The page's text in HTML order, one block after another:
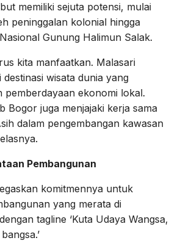
memiliki sejuta potensi, mulai
peninggalan kolonial hingga
Gunung Halimun Salak.
kita manfaatkan. Malasari
wisata dunia yang
pemberdayaan ekonomi lokal.
Bogor juga menjajaki kerja sama
dalam pengembangan kawasan
Pembangunan
komitmennya untuk
yang merata di
tagline ‘Kuta Udaya Wangsa,